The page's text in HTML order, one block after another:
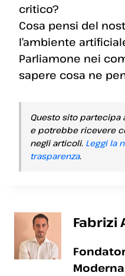
critico?
Cosa pensi del
l’ambiente
Parliamone nei
sapere cosa ne
Questo sito partecipa
e potrebbe ricevere
negli articoli. Leggi la
trasparenza.
Fabrizi